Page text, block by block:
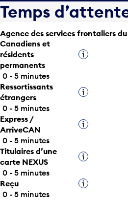
Temps
Agence des services frontaliers
Canadiens et
résidents
permanents
Infobulle
0 - 5 minutes
Ressortissants
étrangers
Infobulle
0 - 5 minutes
Express /
ArriveCAN
Infobulle
0 - 5 minutes
Titulaires d’une
carte NEXUS
Infobulle
0 - 5 minutes
Reçu
Infobulle
0 - 5 minutes